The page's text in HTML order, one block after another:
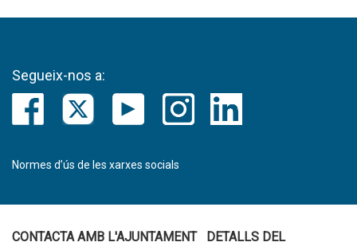
Segueix-nos a:
Normes d’ús de les xarxes socials
CONTACTA AMB L'AJUNTAMENT
DETALLS DEL